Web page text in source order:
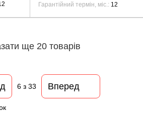
Гарантійний термін, міс. 12
ще 20 товарів
6з 33 Вперед